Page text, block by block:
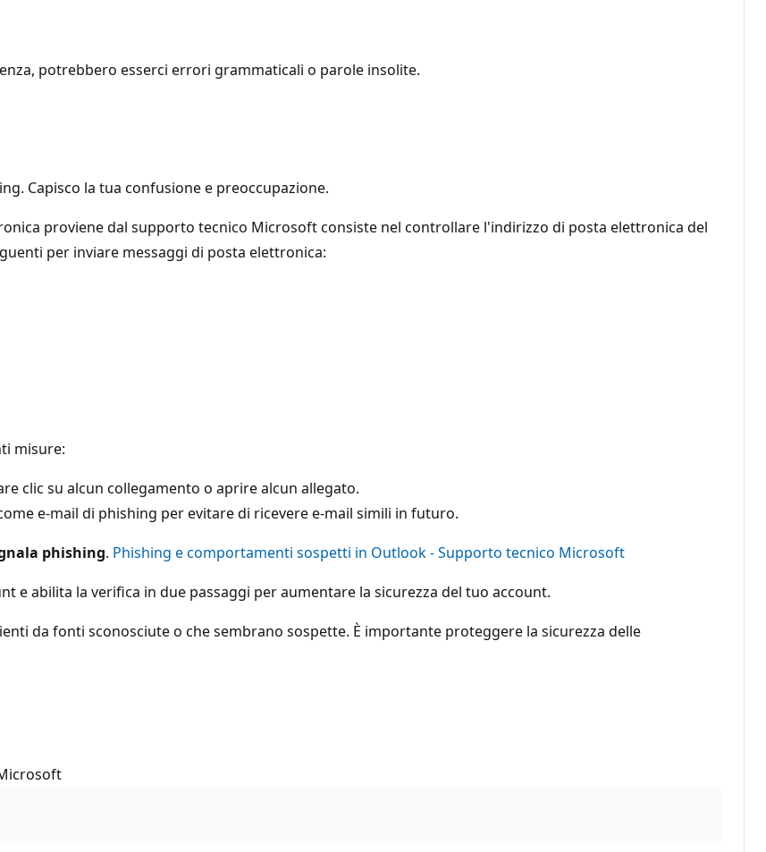
potrebbero esserci errori grammaticali o parole insolite.
Capisco la tua confusione e preoccupazione.
proviene dal supporto tecnico Microsoft consiste nel controllare l'indirizzo di posta elettronica del
per inviare messaggi di posta elettronica:
misure:
clic su alcun collegamento o aprire alcun allegato.
e-mail di phishing per evitare di ricevere e-mail simili in futuro.
phishing. Phishing e comportamenti sospetti in Outlook - Supporto tecnico Microsoft
e abilita la verifica in due passaggi per aumentare la sicurezza del tuo account.
da fonti sconosciute o che sembrano sospette. È importante proteggere la sicurezza delle